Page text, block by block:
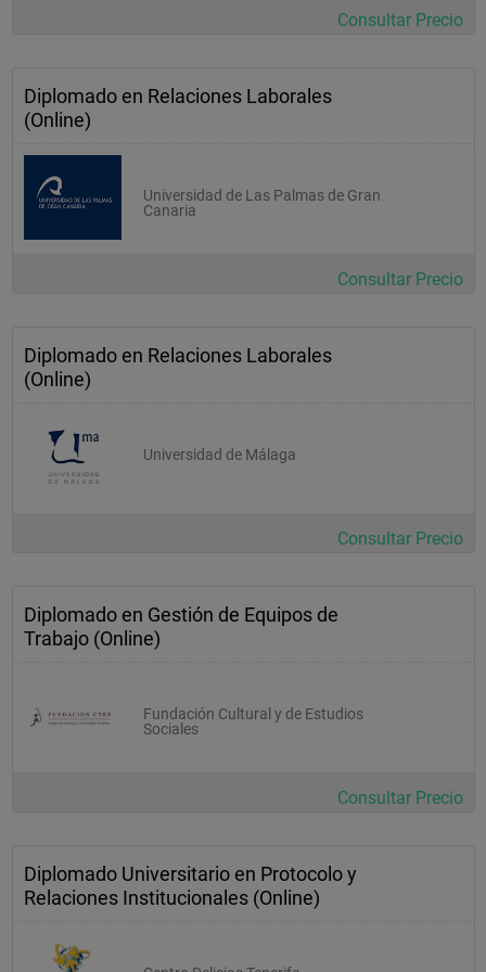
Encuestas Laborales: Tratamientos Estadísticos
Régimen Fiscal De La Empresa
Salud Y Seguridad En El Trabajo
Consultar Precio
Diplomado en Relaciones Laborales
(Online)
Universidad de Las Palmas de Gran
Canaria
Consultar Precio
Diplomado en Relaciones Laborales
(Online)
Universidad de Málaga
Consultar Precio
Diplomado en Gestión de Equipos de
Trabajo (Online)
Fundación Cultural y de Estudios
Sociales
Consultar Precio
Diplomado Universitario en Protocolo y
Relaciones Institucionales (Online)